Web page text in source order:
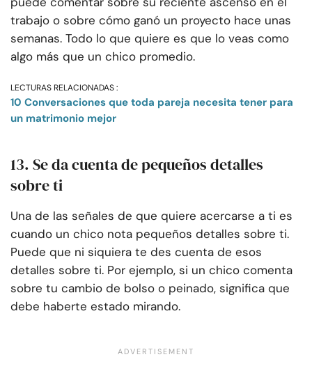
trabajo o sobre cómo ganó un proyecto hace unas
semanas. Todo lo que quiere es que lo veas como
algo más que un chico promedio.
LECTURAS RELACIONADAS :
10 Conversaciones que toda pareja necesita tener para
un matrimonio mejor
13. Se da cuenta de pequeños detalles
sobre ti
Una de las señales de que quiere acercarse a ti es
cuando un chico nota pequeños detalles sobre ti.
Puede que ni siquiera te des cuenta de esos
detalles sobre ti. Por ejemplo, si un chico comenta
sobre tu cambio de bolso o peinado, significa que
debe haberte estado mirando.